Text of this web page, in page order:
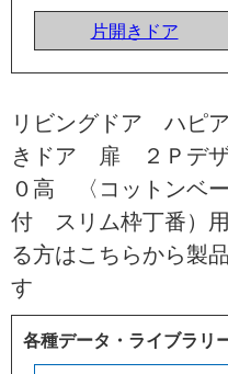
片開きドア
リビングドア ハピ
きドア 扉 ２Ｐデ
０高 〈コットンベ
付 スリム枠丁番）
る方はこちらから製
す
各種データ・ライブラリ